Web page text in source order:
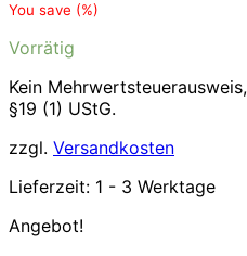
You save (%)
Vorrätig
Kein
§19 (1) UStG.
zzgl. Versandkosten
Lieferzeit: 1 - 3 Werktage
Angebot!